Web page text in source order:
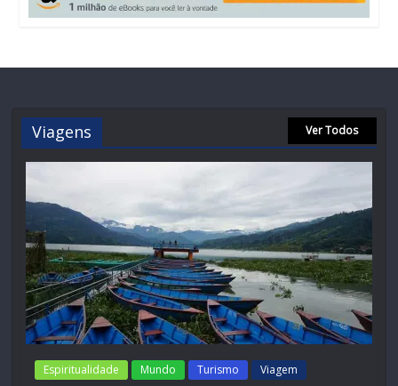
Viagens Ver Todos
Espiritualidade Mundo Turismo Viagem